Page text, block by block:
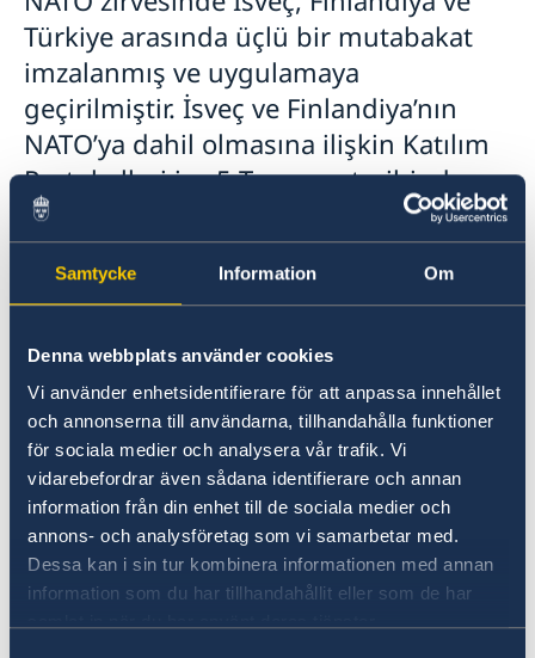
Samtycke Information Om
Denna webbplats använder cookies
Vi använder enhetsidentifierare för att anpassa innehållet
och annonserna till användarna, tillhandahålla funktioner
för sociala medier och analysera vår trafik. Vi
vidarebefordrar även sådana identifierare och annan
information från din enhet till de sociala medier och
annons- och analysföretag som vi samarbetar med.
Dessa kan i sin tur kombinera informationen med annan
information som du har tillhandahållit eller som de har
Türkiye arasında üçlü bir mutabakat
imzalanmış ve uygulamaya
geçirilmiştir. İsveç ve Finlandiya’nın
NATO’ya dahil olmasına ilişkin Katılım
Protokolleri ise 5 Temmuz tarihinde
tüm NATO ülkeleri tarafından
imzalanmıştır. İmza, NATO mensubu
ülkelerin söz konusu Protokolü onay
gelmektedir.
Bir NATO üyesi olarak İsveç, NATO’nun terörle
mücadele politikasına tamamen bağlı kalacak
ve bu çabaların aktif bir parçası olacaktır.
NATO’nun yakın bir ortağı olması nedeniyle
İsveç, NATO’nun terörle mücadele konusundaki
teknik çalışma gruplarına halihazırda
katılmakta olup Birleşmiş Milletler, DAEŞ’e Karşı
Küresel Koalisyon ve Avrupa Güvenlik ve